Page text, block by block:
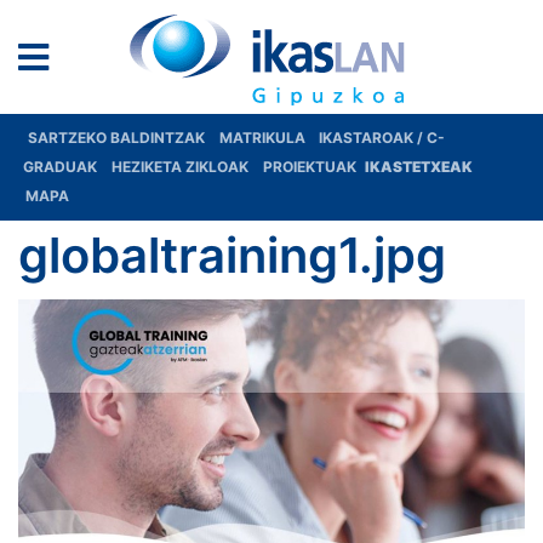
SARTZEKO BALDINTZAK MATRIKULA
IKASTAROAK / C-
GRADUAK
HEZIKETA ZIKLOAK PROIEKTUAK IKASTETXEAK
MAPA
globaltraining1.jpg